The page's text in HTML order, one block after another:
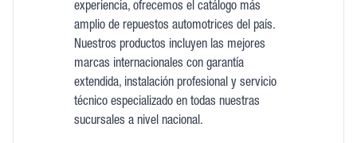
experiencia, ofrecemos el catálogo más
amplio de repuestos automotrices del país.
Nuestros productos incluyen las mejores
marcas internacionales con garantía
extendida, instalación profesional y servicio
técnico especializado en todas nuestras
sucursales a nivel nacional.